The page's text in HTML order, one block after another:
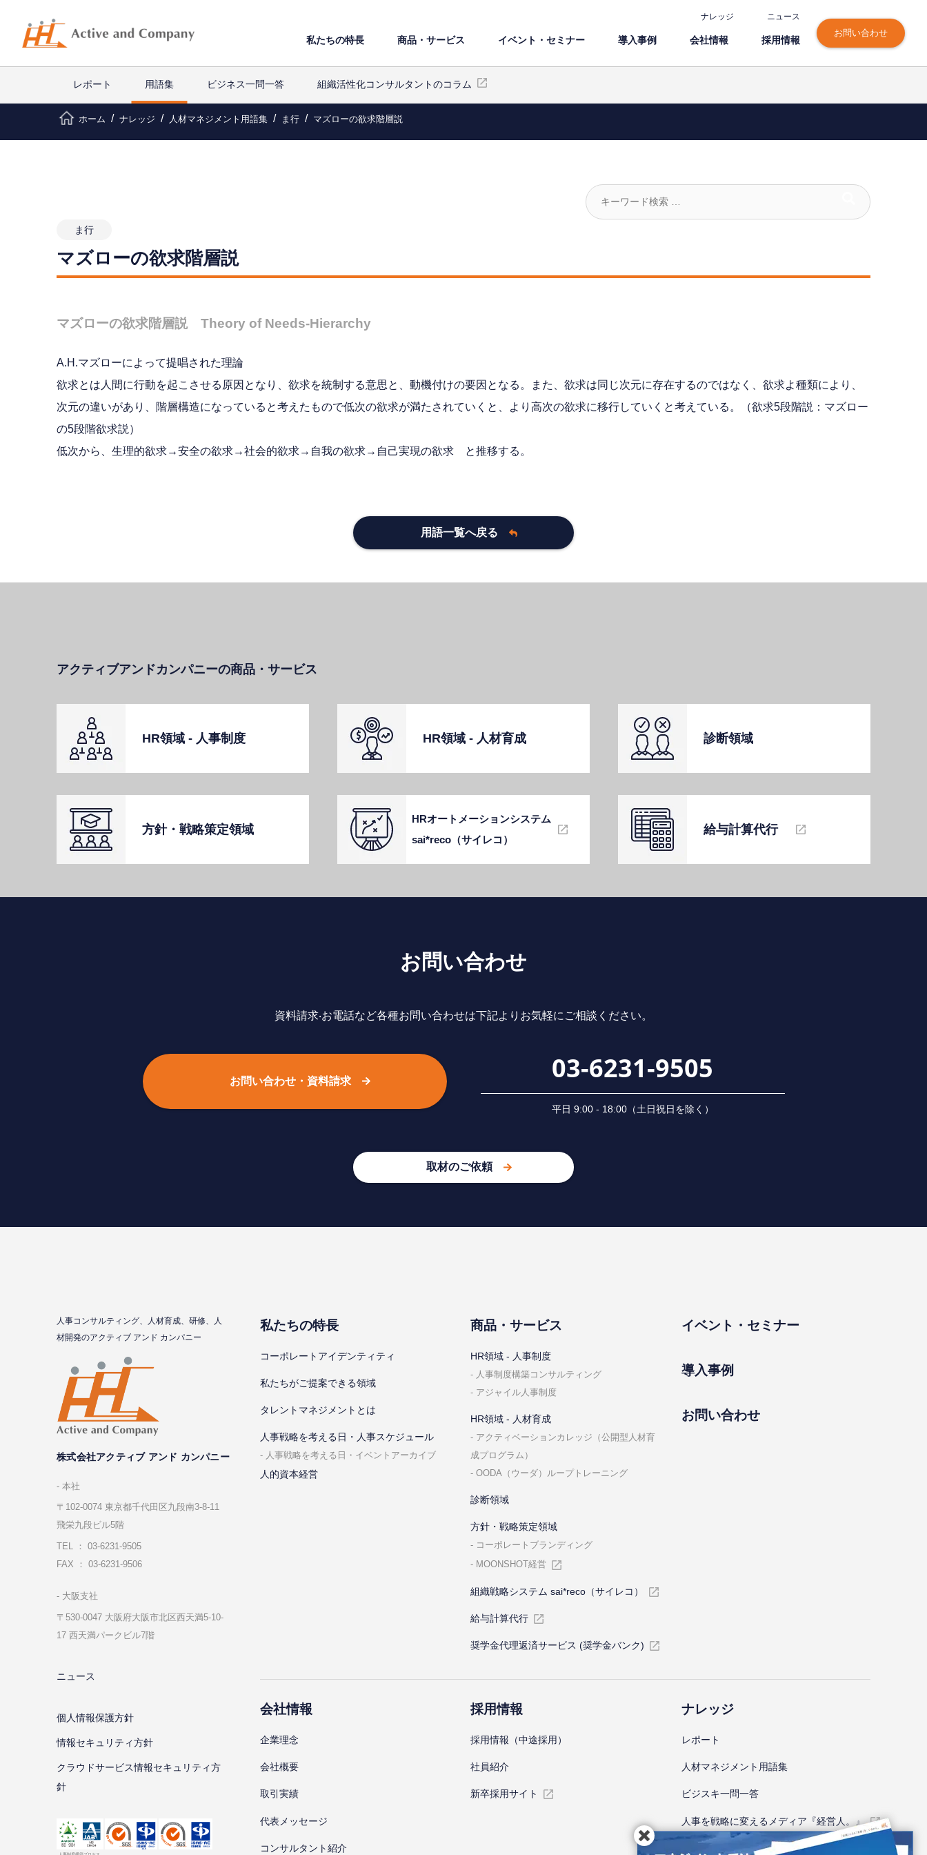
ナレッジ ニュース
私たちの特⻑ 商品・サービス イベント・セミナー 導⼊事例 会社情報 採⽤情報
お問い合わせ
レポート 用語集 ビジネス一問一答 組織活性化コンサルタントのコラム
ホーム ナレッジ 人材マネジメント用語集 ま行 マズローの欲求階層説
ま行
マズローの欲求階層説
マズローの欲求階層説 Theory of Needs-Hierarchy
A.H.マズローによって提唱された理論
欲求とは人間に行動を起こさせる原因となり、欲求を統制する意思と、動機付けの要因となる。また、欲求は同じ次元に存在するのではなく、欲求よ種類により、
次元の違いがあり、階層構造になっていると考えたもので低次の欲求が満たされていくと、より高次の欲求に移行していくと考えている。（欲求5段階説：マズロー
の5段階欲求説）
低次から、生理的欲求→安全の欲求→社会的欲求→自我の欲求→自己実現の欲求 と推移する。
用語一覧へ戻る
アクティブアンドカンパニーの商品・サービス
HR領域 - ⼈事制度 HR領域 - ⼈材育成 診断領域
⽅針・戦略策定領域
HRオートメーションシステム
sai*reco（サイレコ）
給与計算代⾏
お問い合わせ
資料請求‧お電話など各種お問い合わせは下記よりお気軽にご相談ください。
お問い合わせ・資料請求 03-6231-9505
平⽇ 9:00 - 18:00（⼟⽇祝⽇を除く）
取材のご依頼
⼈事コンサルティング、⼈材育成、研修、⼈
材開発のアクティブ アンド カンパニー
株式会社アクティブ アンド カンパニー
本社
〒102-0074 東京都千代⽥区九段南3-8-11
飛栄九段ビル5階
TEL ： 03-6231-9505
FAX ： 03-6231-9506
⼤阪⽀社
〒530-0047 ⼤阪府⼤阪市北区⻄天満5-10-
17 ⻄天満パークビル7階
ニュース
個⼈情報保護⽅針
情報セキュリティ⽅針
クラウドサービス情報セキュリティ方
針
私たちの特⻑
コーポレートアイデンティティ
私たちがご提案できる領域
タレントマネジメントとは
⼈事戦略を考える⽇・⼈事スケジュール
⼈事戦略を考える⽇・イベントアーカイブ
人的資本経営
商品・サービス
HR領域 - ⼈事制度
⼈事制度構築コンサルティング
アジャイル⼈事制度
HR領域 - ⼈材育成
アクティベーションカレッジ（公開型⼈材育
成プログラム）
OODA（ウーダ）ループトレーニング
診断領域
⽅針・戦略策定領域
コーポレートブランディング
MOONSHOT経営
組織戦略システム sai*reco（サイレコ）
給与計算代⾏
奨学金代理返済サービス (奨学金バンク)
イベント・セミナー
導⼊事例
お問い合わせ
会社情報
企業理念
会社概要
取引実績
代表メッセージ
コンサルタント紹介
採⽤情報
採⽤情報（中途採⽤）
社員紹介
新卒採⽤サイト
ナレッジ
レポート
⼈材マネジメント⽤語集
ビジスキ⼀問⼀答
人事を戦略に変えるメディア『経営人。』